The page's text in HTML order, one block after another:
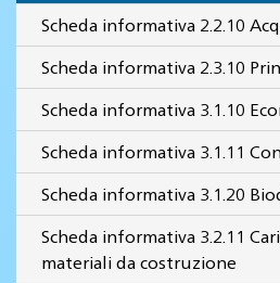
Scheda informativa 2.2.10
Scheda informativa 2.3.10
Scheda informativa 3.1.10
Scheda informativa 3.1.11
Scheda informativa 3.1.20
Scheda informativa 3.2.11
materiali da costruzione